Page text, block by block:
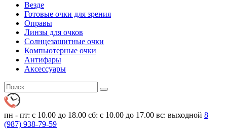
Везде
Готовые очки для зрения
Оправы
Линзы для очков
Солнцезащитные очки
Компьютерные очки
Антифары
Аксессуары
пн - пт: с 10.00 до 18.00 сб: с 10.00 до 17.00 вс: выходной 8
(987) 938-79-59